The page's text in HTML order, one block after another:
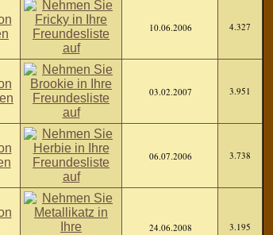
10.06.2006 4.327
03.02.2007 3.951
06.07.2006 3.738
24.06.2008 3.195